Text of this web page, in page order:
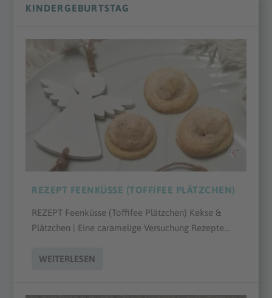
KINDERGEBURTSTAG
REZEPT FEENKÜSSE (TOFFIFEE PLÄTZCHEN)
REZEPT Feenküsse (Toffifee Plätzchen) Kekse &
Plätzchen | Eine caramelige Versuchung Rezepte...
WEITERLESEN